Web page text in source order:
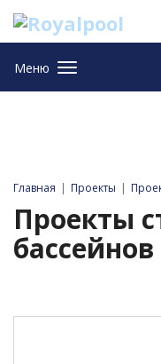
Меню
Главная Проекты
Проекты
бассейнов